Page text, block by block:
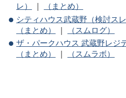
レ）
｜
（まとめ）
シティハウス武蔵野（検討スレ
（まとめ）
｜
（スムログ）
ザ・パークハウス 武蔵野レジ
（まとめ）
（スムラボ）